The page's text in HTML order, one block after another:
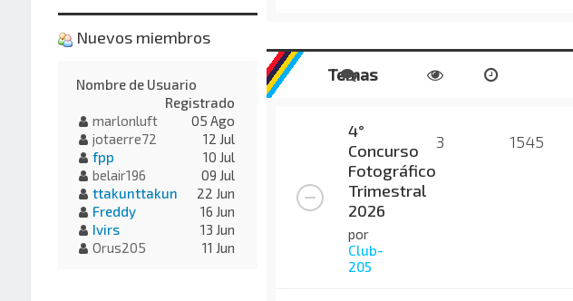
Temas
4°
Concurso
Fotográfico
Trimestral
2026
por
Club-
205
3 1545
Nuevos miembros
Nombre de Usuario
Registrado
marlonluft
05 Ago
jotaerre72
12 Jul
fpp
10 Jul
belair196
09 Jul
ttakunttakun
22 Jun
Freddy
16 Jun
Ivirs
13 Jun
Orus205
11 Jun